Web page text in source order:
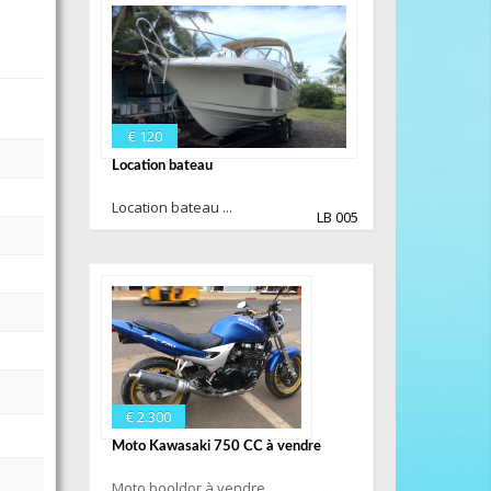
€ 120
Location bateau
Location bateau ... LB 005
€ 2.300
Moto Kawasaki 750 CC à vendre